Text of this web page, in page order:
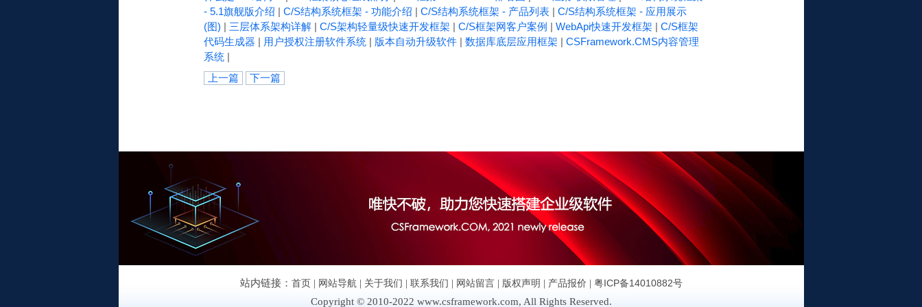
- 5.1旗舰版介绍 | C/S结构系统框架 - 功能介绍 | C/S结构系统框架 - 产品列表| C/S结构系统框架 - 应用展示
(图) | 三层体系架构详解| C/S架构轻量级快速开发框架 | C/S框架网客户案例 | WebApi快速开发框架 | C/S框架
代码生成器 | 用户授权注册软件系统| 版本自动升级软件| 数据库底层应用框架 | CSFramework.CMS内容管理
系统|
上一篇
下一篇
站内链接： 首页| 网站导航 | 关于我们 | 联系我们 | 网站留言| 版权声明 | 产品报价 | 粤ICP备14010882号
Copyright © 2010-2022 www.csframework.com, All Rights Reserved.